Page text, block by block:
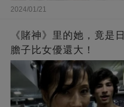
2024/01/21
《賭神》里的她，竟是
膽子比女優還大！